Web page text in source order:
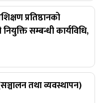
प्रतिष्ठानको
सम्बन्धी कार्यविधि,
तथा व्यवस्थापन)